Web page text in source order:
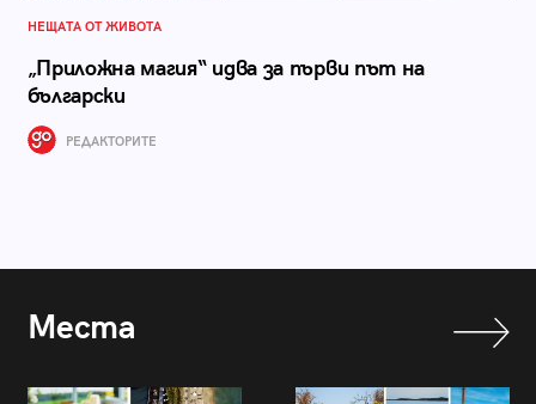
НЕЩАТА ОТ ЖИВОТА
„Приложна магия“ идва за първи път на
български
РЕДАКТОРИТЕ
Места